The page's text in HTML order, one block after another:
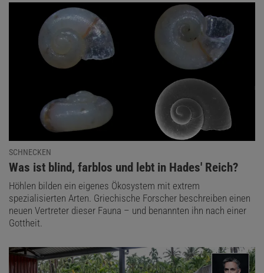
SCHNECKEN
:
Was ist blind, farblos und lebt in Hades' Reich?
Höhlen bilden ein eigenes Ökosystem mit extrem
spezialisierten Arten. Griechische Forscher beschreiben einen
neuen Vertreter dieser Fauna – und benannten ihn nach einer
Gottheit.